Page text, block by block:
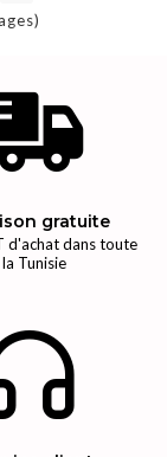
gratuite
d'achat dans toute
la Tunisie